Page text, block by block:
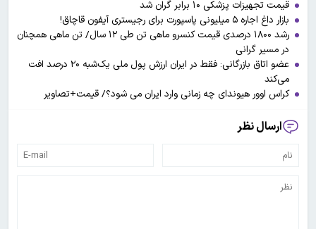
قیمت تجهیزات پزشکی ۱۰ برابر گران شد
بازار داغ اجاره ۵ میلیونی پاسپورت برای رجیستری آیفون قاچاق!
رشد ۱۸۰۰ درصدی قیمت کنسرو ماهی تن طی ۱۲ سال/ تن ماهی همچنان
در مسیر گرانی
عضو اتاق بازرگانی: فقط در ایران ارزش پول ملی یک‌شبه ۲۰ درصد افت
می‌کند
کراس اوور هیوندای چه زمانی وارد ایران می شود؟/ قیمت+تصاویر
ارسال نظر